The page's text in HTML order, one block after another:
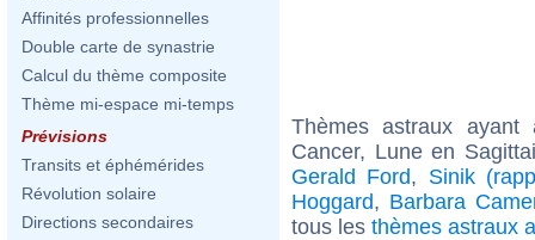
Affinités professionnelles
Double carte de synastrie
Calcul du thème composite
Thème mi-espace mi-temps
Prévisions
Transits et éphémérides
Révolution solaire
Directions secondaires
Thèmes astraux
Cancer, Lune en
Gerald Ford, Sinik
Hoggard, Barbara
tous les thèmes astraux